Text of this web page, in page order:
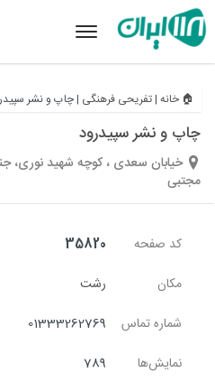
Toggle
🏠 خانه |تفریحی فرهنگی |چاپ و نشر
چاپ و نشر سپیدرود
خیابان سعدی ، کوچه شهید نوری،
مجتبی
کد صفحه
35820
مکان
رشت
شماره تماس
01333262769
نمایش‌ها
789